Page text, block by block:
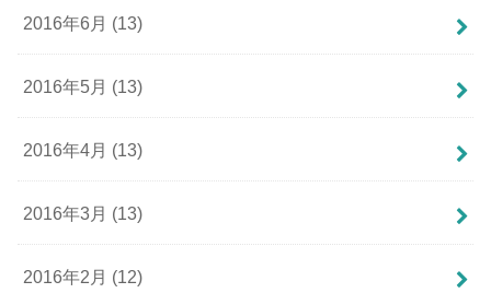
2016年6月 (13)
2016年5月 (13)
2016年4月 (13)
2016年3月 (13)
2016年2月 (12)